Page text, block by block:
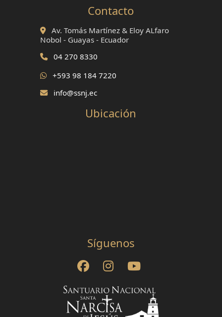
Contacto
Av. Tomás Martínez & Eloy ALfaro
Nobol - Guayas - Ecuador
04 270 8330
+593 98 184 7220
info@ssnj.ec
Ubicación
Síguenos